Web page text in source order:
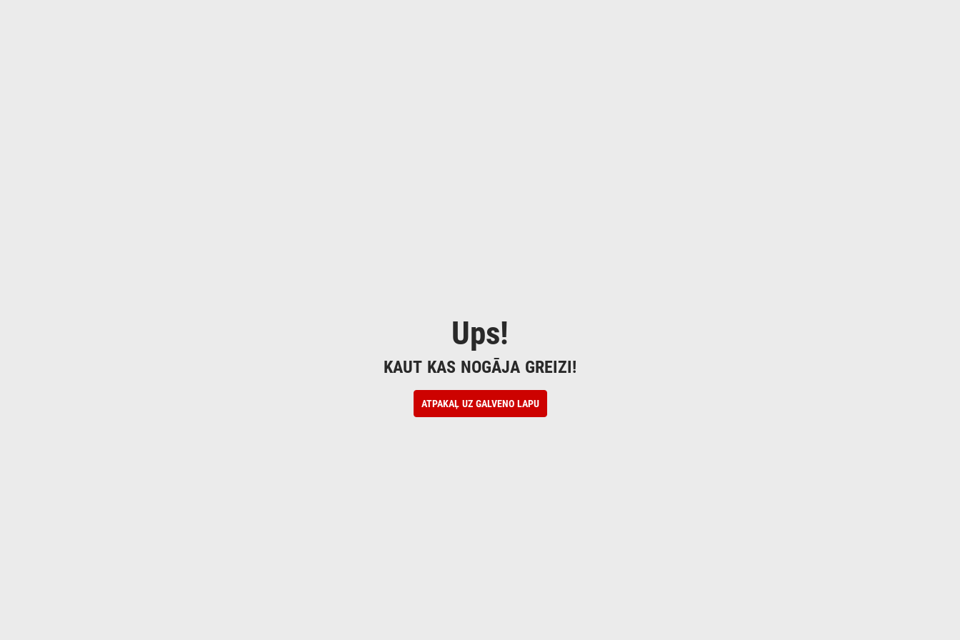
Ups!
KAUT KAS NOGĀJA GREIZI!
ATPAKAĻ UZ GALVENO LAPU